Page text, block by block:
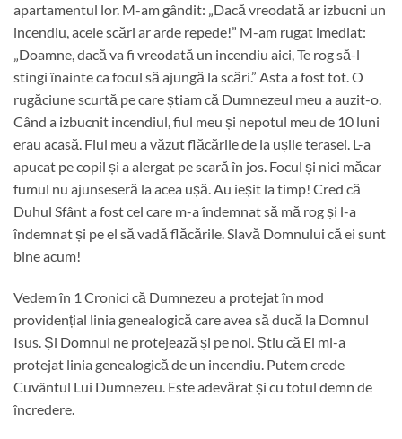
apartamentul lor. M-am gândit: „Dacă vreodată ar izbucni un
incendiu, acele scări ar arde repede!” M-am rugat imediat:
„Doamne, dacă va fi vreodată un incendiu aici, Te rog să-l
stingi înainte ca focul să ajungă la scări.” Asta a fost tot. O
rugăciune scurtă pe care știam că Dumnezeul meu a auzit-o.
Când a izbucnit incendiul, fiul meu și nepotul meu de 10 luni
erau acasă. Fiul meu a văzut flăcările de la ușile terasei. L-a
apucat pe copil și a alergat pe scară în jos. Focul și nici măcar
fumul nu ajunseseră la acea ușă. Au ieșit la timp! Cred că
Duhul Sfânt a fost cel care m-a îndemnat să mă rog și l-a
îndemnat și pe el să vadă flăcările. Slavă Domnului că ei sunt
bine acum!
Vedem în 1 Cronici că Dumnezeu a protejat în mod
providențial linia genealogică care avea să ducă la Domnul
Isus. Și Domnul ne protejează și pe noi. Știu că El mi-a
protejat linia genealogică de un incendiu. Putem crede
Cuvântul Lui Dumnezeu. Este adevărat și cu totul demn de
încredere.